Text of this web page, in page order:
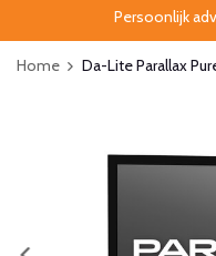
Persoonlijk
Home Da-Lite Parallax